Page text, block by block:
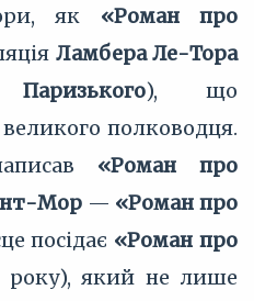
як «Роман про
Ламбера Ле-Тора
), що
полководця.
«Роман про
Мор — «Роман про
посідає «Роман про
року), який не лише